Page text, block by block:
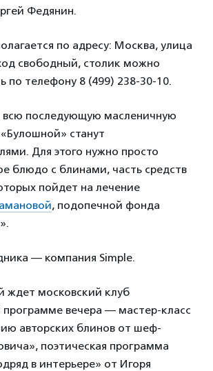
Федянин.
по адресу: Москва, улица
свободный, столик можно
по телефону 8 (499) 238-30-10.
всю последующую масленичную
станут
Для этого нужно просто
блюдо с блинами, часть средств
пойдет на лечение
, подопечной фонда
— компания Simple.
ждет московский клуб
программе вечера — мастер-класс
авторских блинов от шеф-
поэтическая программа
в интерьере» от Игоря